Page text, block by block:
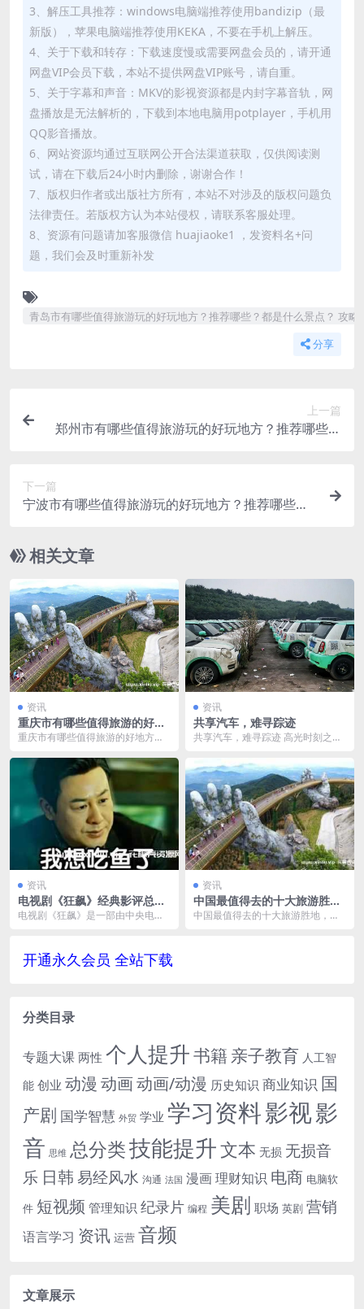
3、解压工具推荐：windows电脑端推荐使用bandizip（最
新版），苹果电脑端推荐使用KEKA，不要在手机上解压。
4、关于下载和转存：下载速度慢或需要网盘会员的，请开通
网盘VIP会员下载，本站不提供网盘VIP账号，请自重。
5、关于字幕和声音：MKV的影视资源都是内封字幕音轨，网
盘播放是无法解析的，下载到本地电脑用potplayer，手机用
QQ影音播放。
6、网站资源均通过互联网公开合法渠道获取，仅供阅读测
试，请在下载后24小时内删除，谢谢合作！
7、版权归作者或出版社方所有，本站不对涉及的版权问题负
法律责任。若版权方认为本站侵权，请联系客服处理。
8、资源有问题请加客服微信 huajiaoke1 ，发资料名+问
题，我们会及时重新补发
青岛市有哪些值得旅游玩的好玩地方？推荐哪些？都是什么景点？ 攻略
分享
上一篇
郑州市有哪些值得旅游玩的好玩地方？推荐哪些？
下一篇
宁波市有哪些值得旅游玩的好玩地方？推荐哪些？
相关文章
资讯
重庆市有哪些值得旅游的好地
方？推荐哪些？都是什么景
重庆市有哪些值得旅游的好地方？
到中国西南部的重庆...
资讯
共享汽车，难寻踪迹
共享汽车，难寻踪迹 高光时刻之
文婕 来源/锌...
资讯
电视剧《狂飙》经典影评总结
火了
电视剧《狂飙》是一部由中央电视
资讯
中国最值得去的十大旅游胜
地，你都去过哪些？
中国最值得去的十大旅游胜地，你
开通永久会员 全站下载
分类目录
专题大课 两性 个人提升书籍 亲子教育 人工智
能 创业 动漫 动画动画/动漫 历史知识商业知识 国
产剧 国学智慧 外贸 学业 学习资料影视影
音 思维 总分类技能提升文本 无损 无损音
乐 日韩易经风水 沟通 法国 漫画理财知识 电商 电脑软
件 短视频 管理知识 纪录片 编程 美剧 职场 英剧 营销
语言学习 资讯 运营 音频
文章展示